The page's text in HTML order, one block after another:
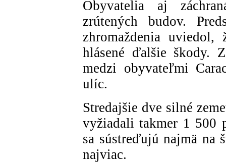
Obyvatelia aj
zrútených budov.
zhromaždenia uviedol,
hlásené ďalšie škody.
medzi obyvateľmi
ulíc.
Stredajšie dve silné
vyžiadali takmer 1 500
sa sústreďujú najmä na
najviac.